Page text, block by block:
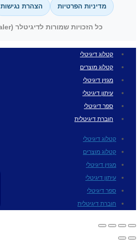
מדיניות הפרטיות הצהרת נגישות
כל הזכויות שמורות לדיגיטלר (Digitaler) © 2026
קטלוג דיגיטלי
קטלוג מוצרים
מגזין דיגיטלי
עיתון דיגיטלי
ספר דיגיטלי
חוברת דיגיטלית
קטלוג דיגיטלי
קטלוג מוצרים
מגזין דיגיטלי
עיתון דיגיטלי
ספר דיגיטלי
חוברת דיגיטלית